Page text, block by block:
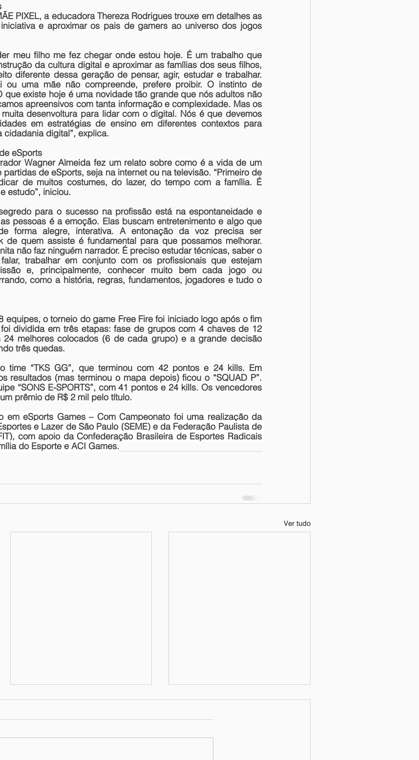
PIXEL, a educadora Thereza Rodrigues trouxe em detalhes as
e aproximar os pais de gamers ao universo dos jogos
meu filho me fez chegar onde estou hoje. É um trabalho que
da cultura digital e aproximar as famílias dos seus filhos,
diferente dessa geração de pensar, agir, estudar e trabalhar.
ou uma mãe não compreende, prefere proibir. O instinto de
que existe hoje é uma novidade tão grande que nós adultos não
apreensivos com tanta informação e complexidade. Mas os
desenvoltura para lidar com o digital. Nós é que devemos
em estratégias de ensino em diferentes contextos para
cidadania digital”, explica.
eSports
Wagner Almeida fez um relato sobre como é a vida de um
de eSports, seja na internet ou na televisão. “Primeiro de
de muitos costumes, do lazer, do tempo com a família. É
estudo”, iniciou.
para o sucesso na profissão está na espontaneidade e
pessoas é a emoção. Elas buscam entretenimento e algo que
forma alegre, interativa. A entonação da voz precisa ser
de quem assiste é fundamental para que possamos melhorar.
não faz ninguém narrador. É preciso estudar técnicas, saber o
trabalhar em conjunto com os profissionais que estejam
e, principalmente, conhecer muito bem cada jogo ou
como a história, regras, fundamentos, jogadores e tudo o
equipes, o torneio do game Free Fire foi iniciado logo após o fim
dividida em três etapas: fase de grupos com 4 chaves de 12
24 melhores colocados (6 de cada grupo) e a grande decisão
três quedas.
time “TKS GG”, que terminou com 42 pontos e 24 kills. Em
resultados (mas terminou o mapa depois) ficou o “SQUAD P”.
“SONS E-SPORTS”, com 41 pontos e 24 kills. Os vencedores
prêmio de R$ 2 mil pelo título.
em eSports Games – Com Campeonato foi uma realização da
e Lazer de São Paulo (SEME) e da Federação Paulista de
com apoio da Confederação Brasileira de Esportes Radicais
do Esporte e ACI Games.
Ver tudo